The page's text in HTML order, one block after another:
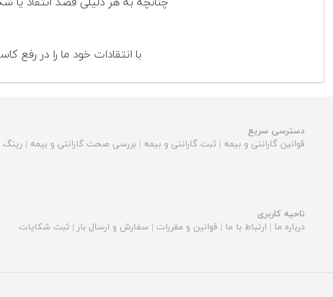
با انتقادات خود ما را در
دسترسی سریع
قوانین گارانتی و بیمه | ثبت گارانتی و بیمه | بررسی صحت گارانتی و بیمه | رینگ
ناحیه کاربری
درباره ما | ارتباط با ما | قوانین و مقررات | سفارش و ارسال بار | ثبت شکایات